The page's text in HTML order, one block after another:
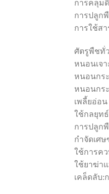
การคลุม
การปลูก
การใช้ส
ศัตรูพืชทั่
หนอนเจ
หนอนกร
หนอนกร
เพลี้ยอ่อน
ใช้กลยุท
การปลูก
กำจัดเศ
ใช้การค
ใช้ยาฆ่า
เคล็ดลับ: